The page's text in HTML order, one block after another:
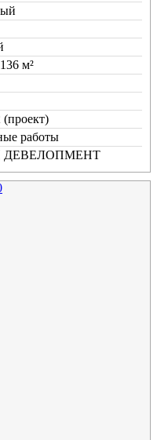
м²
(проект)
работы
ДЕВЕЛОПМЕНТ